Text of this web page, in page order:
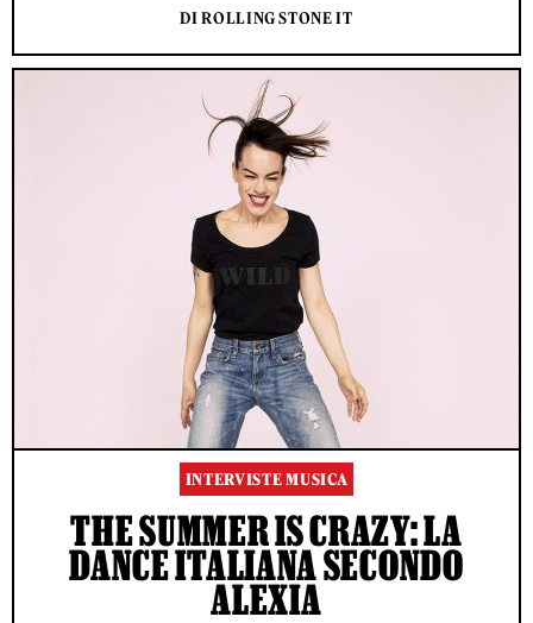
DI ROLLING STONE IT
INTERVISTE MUSICA
THE SUMMER IS CRAZY: LA
DANCE ITALIANA SECONDO
ALEXIA